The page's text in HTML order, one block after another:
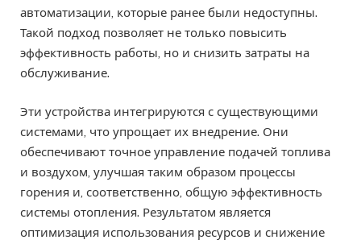
автоматизации, которые ранее были недоступны.
Такой подход позволяет не только повысить
эффективность работы, но и снизить затраты на
обслуживание.
Эти устройства интегрируются с существующими
системами, что упрощает их внедрение. Они
обеспечивают точное управление подачей топлива
и воздухом, улучшая таким образом процессы
горения и, соответственно, общую эффективность
системы отопления. Результатом является
оптимизация использования ресурсов и снижение